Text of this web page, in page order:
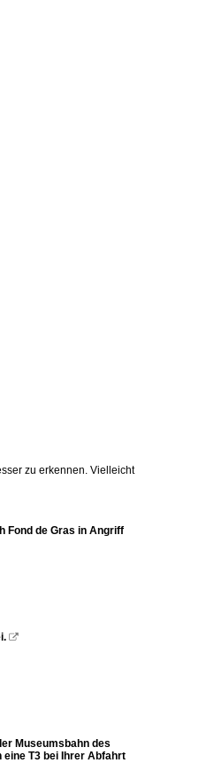
zu erkennen. Vielleicht
Fond de Gras in Angriff

Museumsbahn des
eine T3 bei Ihrer Abfahrt